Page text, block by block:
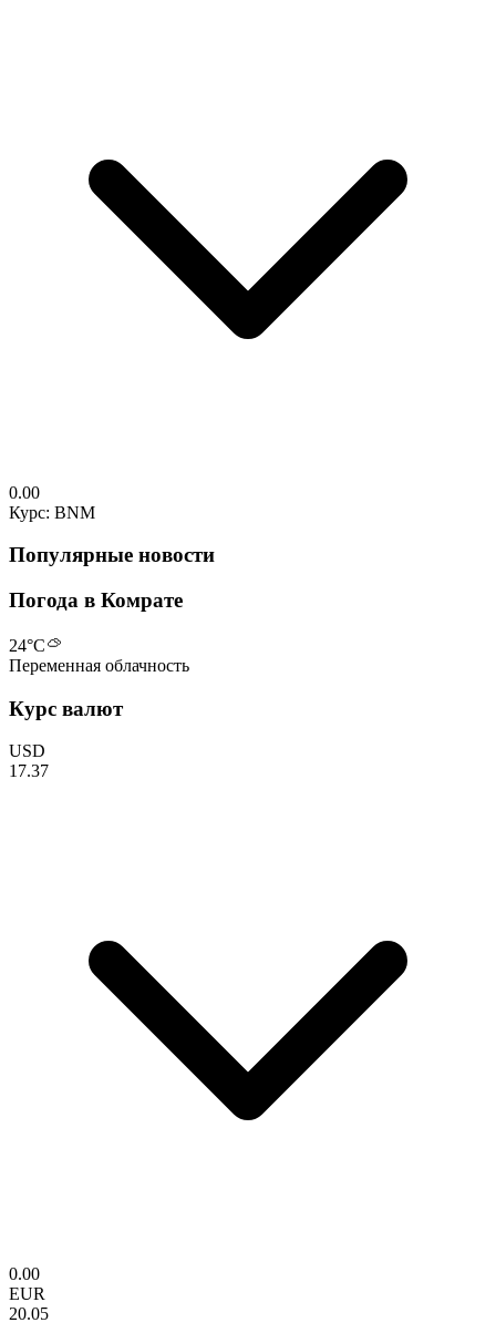
0.00
Курс: BNM
Популярные новости
Погода в Комрате
24°C
Переменная облачность
Курс валют
USD
17.37
0.00
EUR
20.05